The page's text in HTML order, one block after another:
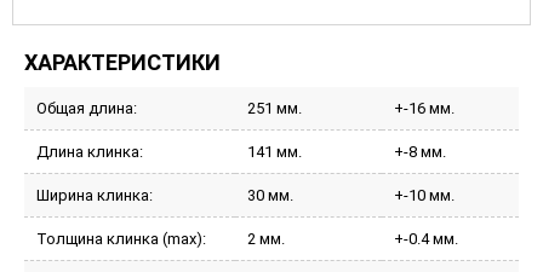
ХАРАКТЕРИСТИКИ
Общая длина: 251 мм. +-16 мм.
Длина клинка: 141 мм. +-8 мм.
Ширина клинка: 30 мм. +-10 мм.
Толщина клинка (max): 2 мм. +-0.4 мм.